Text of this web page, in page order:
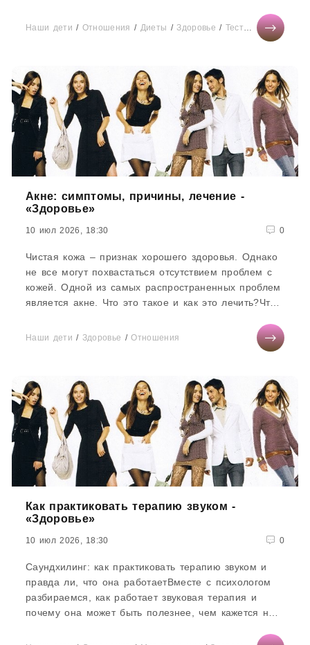
Наши дети / Отношения / Диеты /Здоровье / Тесты онлайн /
Акне: симптомы, причины, лечение -
«Здоровье»
10 июл 2026, 18:30 0
Чистая кожа – признак хорошего здоровья. Однако
не все могут похвастаться отсутствием проблем с
кожей. Одной из самых распространенных проблем
является акне. Что это такое и как это лечить?Что
болезни. Характеризуется комедонами, рубцами и
Наши дети / Здоровье /Отношения
Как практиковать терапию звуком -
«Здоровье»
10 июл 2026, 18:30 0
Саундхилинг: как практиковать терапию звуком и
правда ли, что она работаетВместе с психологом
разбираемся, как работает звуковая терапия и
почему она может быть полезнее, чем кажется на